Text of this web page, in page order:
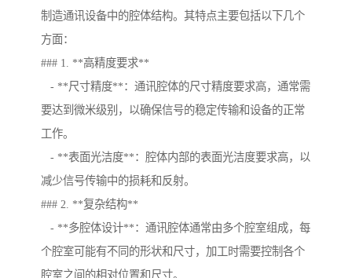
制造通讯设备中的腔体结构。其特点主要包括以下几个
方面：
### 1. **高精度要求**
- **尺寸精度**：通讯腔体的尺寸精度要求高，通常需
要达到微米级别，以确保信号的稳定传输和设备的正常
工作。
- **表面光洁度**：腔体内部的表面光洁度要求高，以
减少信号传输中的损耗和反射。
### 2. **复杂结构**
- **多腔体设计**：通讯腔体通常由多个腔室组成，每
个腔室可能有不同的形状和尺寸，加工时需要控制各个
腔室之间的相对位置和尺寸。